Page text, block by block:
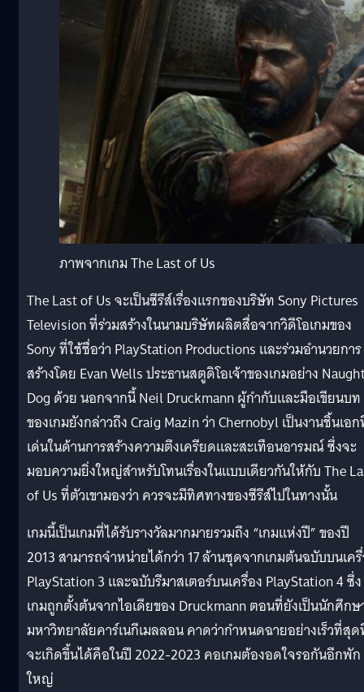
ภาพจากเกม The Last of Us
The Last of Us จะเป็นซีรีส์เรื่องแรกของบริษัท Sony Pictures
Television ที่ร่วมสร้างในนามบริษัทผลิตสื่อจากวิดีโอเกมของ
Sony ที่ใช้ชื่อว่า PlayStation Productions และร่วมอำนวยการ
สร้างโดย Evan Wells ประธานสตูดิโอเจ้าของเกมอย่าง
Dog ด้วย นอกจากนี้ Neil Druckmann ผู้กำกับและมือเขียนบท
ของเกมยังกล่าวถึง Craig Mazin ว่า Chernobyl เป็นงานชิ้นเอ
เด่นในด้านการสร้างความตึงเครียดและสะเทือนอารมณ์ ซึ่งจะ
มอบความยิ่งใหญ่สำหรับโทนเรื่องในแบบเดียวกันให้กับ The
of Us ที่ตัวเขามองว่า ควรจะมีทิศทางของซีรีส์ไปในทางนั้น
เกมนี้เป็นเกมที่ได้รับรางวัลมากมายรวมถึง “เกมแห่งปี” ของปี
2013 สามารถจำหน่ายได้กว่า 17 ล้านชุดจากเกมต้นฉบับบนเค
PlayStation 3 และฉบับรีมาสเตอร์บนเครื่อง PlayStation 4 ซึ่ง
เกมถูกตั้งต้นจากไอเดียของ Druckmann ตอนที่ยังเป็นนักศึก
มหาวิทยาลัยคาร์เนกีเมลลอน คาดว่ากำหนดฉายอย่างเร็วที่สุ
จะเกิดขึ้นได้คือในปี 2022-2023 คอเกมต้องอดใจรอกันอีกพัก
ใหญ่